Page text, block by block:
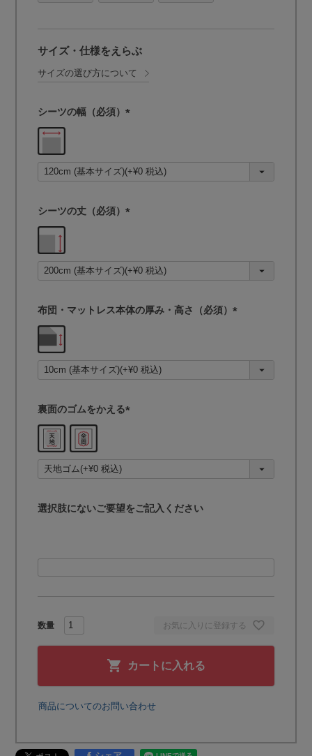
お気に入りに登録する
カートに入れる
サイズ・仕様をえらぶ
サイズの選び方について
シーツの幅（必須）
須
)
シーツの丈（必須）
須
)
布団・マットレス本体の厚み・高さ（必須）
須
)
裏面のゴムをかえる
須
)
選択肢にないご要望をご記入ください
商品についてのお問い合わせ